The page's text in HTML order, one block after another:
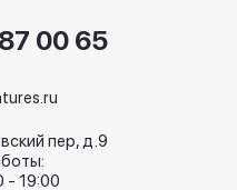
00 65
пер, д.9
- 19:00